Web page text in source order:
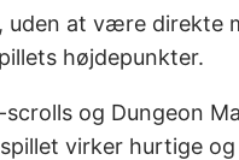
at være
højdepunkter.
og Dungeon
virker hurtige